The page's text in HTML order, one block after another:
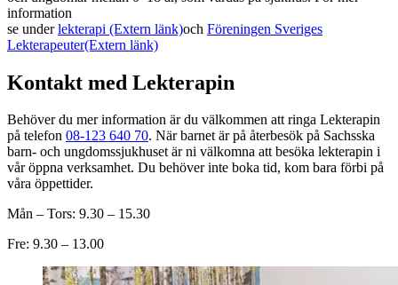
information
se underlekterapi (Extern länk)och Föreningen Sveriges
Lekterapeuter(Extern länk)
Kontakt med Lekterapin
Behöver du mer information är du välkommen att ringa Lekterapin
på telefon 08-123 640 70. När barnet är på återbesök på Sachsska
barn- och ungdomssjukhuset är ni välkomna att besöka lekterapin i
vår öppna verksamhet. Du behöver inte boka tid, kom bara förbi på
våra öppettider.
Mån – Tors: 9.30 – 15.30
Fre: 9.30 – 13.00